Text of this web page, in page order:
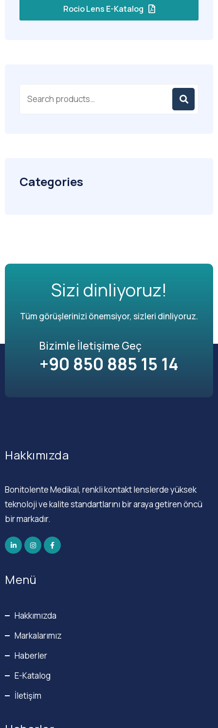
Rocio Lens E-Katalog
Categories
Sizi dinliyoruz!
Tüm görüşlerinizi önemsiyor, sizleri dinliyoruz.
Bizimle İletişime Geç
+90 850 885 15 14
Hakkımızda
Bonitolente Medikal, renkli kontakt lenslerde yüksek
teknoloji ve kalite standartlarını bir araya getiren öncü
bir markadır.
Menü
Hakkımızda
Markalarımız
Haberler
E-Katalog
İletişim